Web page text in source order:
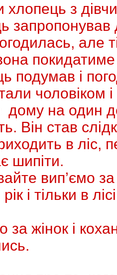
хлопець з
запропонував
але
покидатиме
подумав і
чоловіком
на один
Вiн став
в лiс,
шипіти.
вип’ємо
і тiльки в
за жінок і